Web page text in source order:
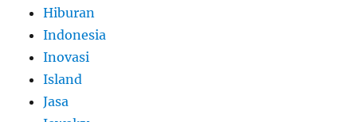
Hiburan
Indonesia
Inovasi
Island
Jasa